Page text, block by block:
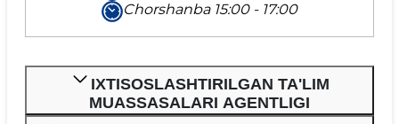
Chorshanba 15:00 - 17:00
IXTISOSLASHTIRILGAN TA'LIM
MUASSASALARI AGENTLIGI